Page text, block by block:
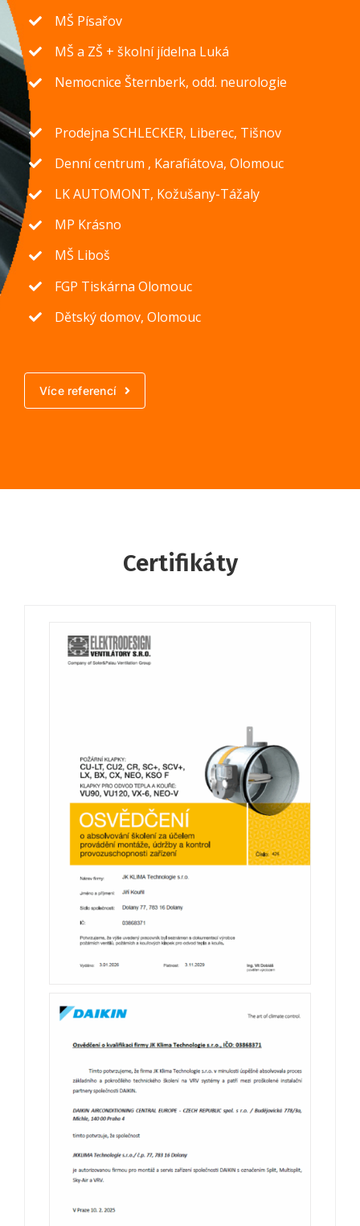
MŠ Písařov
MŠ a ZŠ + školní jídelna Luká
Nemocnice Šternberk, odd. neurologie
Prodejna SCHLECKER, Liberec, Tišnov
Denní centrum , Karafiátova, Olomouc
LK AUTOMONT, Kožušany-Tážaly
MP Krásno
MŠ Liboš
FGP Tiskárna Olomouc
Dětský domov, Olomouc
Více referencí
Certifikáty